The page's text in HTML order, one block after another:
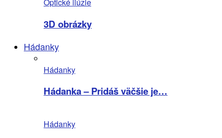
Optické ilúzie
3D obrázky
Hádanky
Hádanky
Hádanka – Pridáš väčšie je…
Hádanky